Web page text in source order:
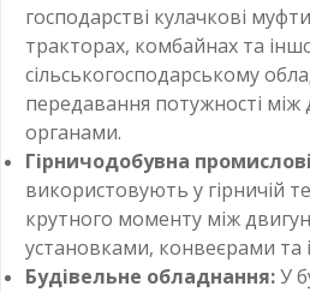
господарстві кулачкові
тракторах, комбайнах та
сільськогосподарському
передавання потужності
органами.
Гірничодобувна
використовують у гірничій
крутного моменту між
установками, конвеєрами
Будівельне обладнання:У